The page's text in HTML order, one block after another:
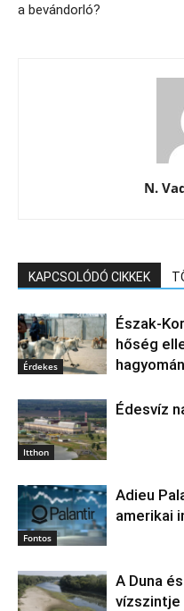
a bevándorló?
N.
KAPCSOLÓDÓ CIKKEK
Érdekes
hőség
Itthon
Édesvíz
Fontos
Adieu
amerikai
A Duna
vízszintje